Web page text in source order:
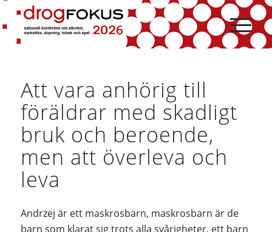
Hoppa
till
innehåll
Hoppa
till
navigering
Att vara anhörig till
föräldrar med skadligt
bruk och beroende,
men att överleva och
leva
Andrzej är ett maskrosbarn, maskrosbarn är de
barn som klarat sig trots alla svårigheter, ett barn